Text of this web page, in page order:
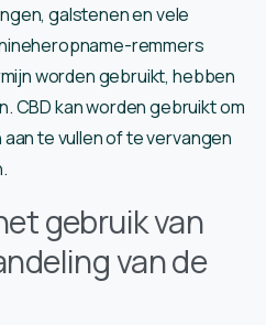
galstenen en vele
remmers
worden gebruikt, hebben
CBD kan worden gebruikt om
te vullen of te vervangen
gebruik van
van de